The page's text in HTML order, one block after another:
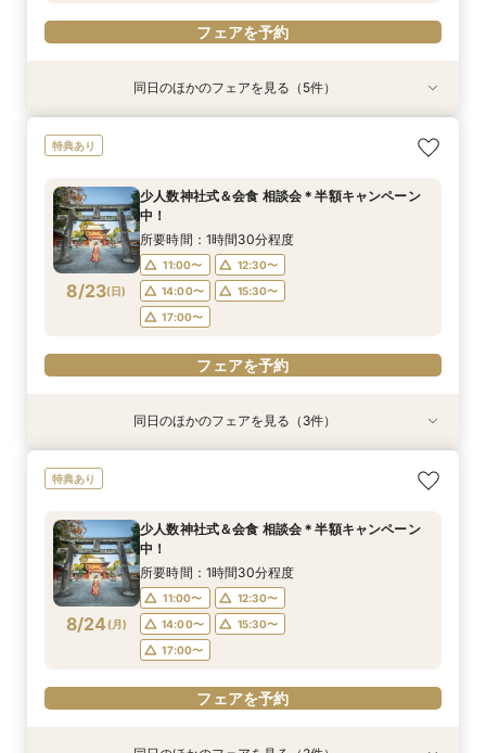
フェアを予約
8/22(土)
【少人数専門】家族に感謝を伝える結婚式＆会食
14:00〜
15:30〜
17:00〜
フェアを予約
8/22(土)
14:00〜
15:30〜
17:00〜
フェアを予約
特典あり
8/22(土)
9:00〜
11:30〜
フェアを予約
特典あり
8/22(土)
9:00〜
11:30〜
フェアを予約
8/22(土)
大人気！リゾートウエディング相談会（沖縄、北
フェアを予約
同日のほかのフェアを見る（5件）
特典あり
8/23(日)
少人数神社式＆会食 相談会＊半額キャンペーン
中！
所要時間：1時間30分程度
11:00〜
12:30〜
14:00〜
15:30〜
17:00〜
フェアを予約
8/23(日)
【少人数専門】家族に感謝を伝える結婚式＆会食
14:00〜
15:30〜
17:00〜
フェアを予約
8/23(日)
14:00〜
15:30〜
17:00〜
フェアを予約
8/23(日)
大人気！リゾートウエディング相談会（沖縄、北
フェアを予約
同日のほかのフェアを見る（3件）
特典あり
8/24 (月)
少人数神社式＆会食 相談会＊半額キャンペーン
中！
所要時間：1時間30分程度
11:00〜
12:30〜
14:00〜
15:30〜
17:00〜
フェアを予約